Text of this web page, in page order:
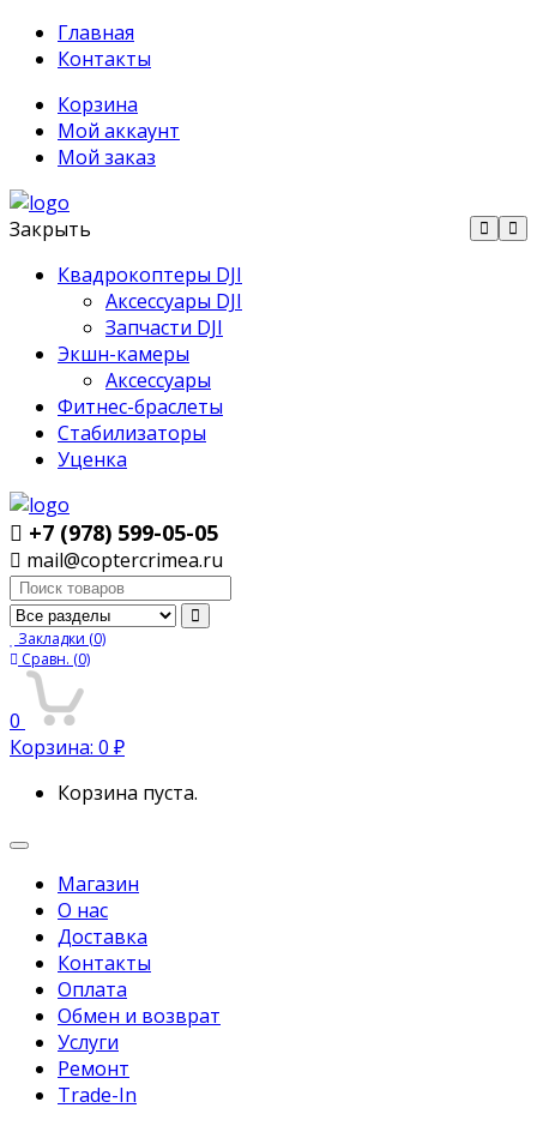
Главная
Контакты
Корзина
Мой аккаунт
Мой заказ
Закрыть
Квадрокоптеры DJI
Аксессуары DJI
Запчасти DJI
Экшн-камеры
Аксессуары
Фитнес-браслеты
Стабилизаторы
Уценка
+7 (978) 599-05-05
mail@coptercrimea.ru
Поиск:
Закладки (0)
Сравн. (0)
0
Корзина: 0 ₽
Корзина пуста.
Переключить
Магазин
О нас
Доставка
Контакты
Оплата
Обмен и возврат
Услуги
Ремонт
Trade-In